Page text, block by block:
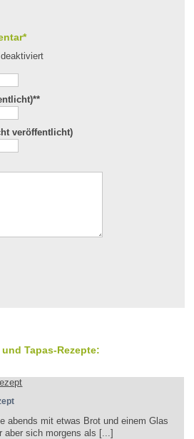
*
veröffentlicht)
Tapas-Rezepte:
abends mit etwas Brot und einem Glas
aber sich morgens als [...]